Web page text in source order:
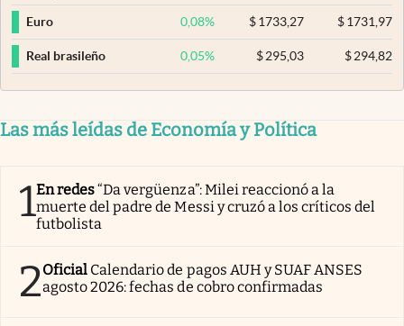
Euro 0,08% $ 1733,27 $1731,97
Real brasileño 0,05% $ 295,03 $294,82
Las más leídas de Economía y Política
1En redes“Da vergüenza”: Milei reaccionó a la
muerte del padre de Messi y cruzó a los críticos del
futbolista
2Oficial Calendario de pagos AUH y SUAF ANSES
agosto 2026: fechas de cobro confirmadas